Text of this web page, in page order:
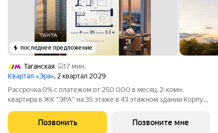
последнее предложение
Таганская
17 мин.
Квартал «Эра», 2 квартал 2029
Рассрочка 0% с платежом от 250 000 в месяц. 2-комн.
квартира в ЖК "ЭРА" на 35 этаже в 43 этажном здании Корпус
потолков 3.30 м. Современный премиум-квартал ЭРА на
Дербеневской набережной,
Позвонить Позвоните мне